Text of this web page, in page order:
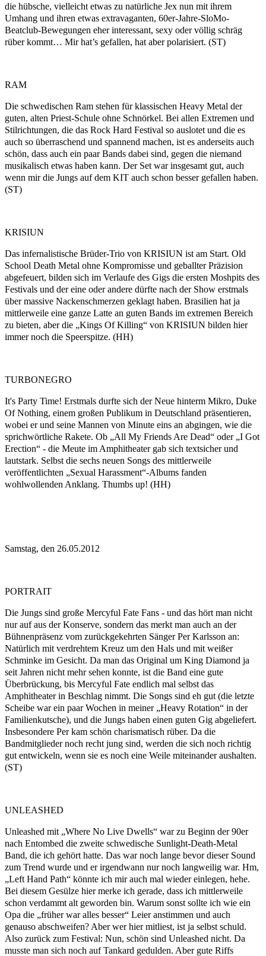
die hübsche, vielleicht etwas zu natürliche Jex nun mit ihrem
Umhang und ihren etwas extravaganten, 60er-Jahre-SloMo-
Beatclub-Bewegungen eher interessant, sexy oder völlig schräg
rüber kommt… Mir hat’s gefallen, hat aber polarisiert. (ST)
RAM
Die schwedischen Ram stehen für klassischen Heavy Metal der
guten, alten Priest-Schule ohne Schnörkel. Bei allen Extremen und
Stilrichtungen, die das Rock Hard Festival so auslotet und die es
auch so überraschend und spannend machen, ist es anderseits auch
schön, dass auch ein paar Bands dabei sind, gegen die niemand
musikalisch etwas haben kann. Der Set war insgesamt gut, auch
wenn mir die Jungs auf dem KIT auch schon besser gefallen haben.
(ST)
KRISIUN
Das infernalistische Brüder-Trio von KRISIUN ist am Start. Old
School Death Metal ohne Kompromisse und geballter Präzision
abgefeuert, bilden sich im Verlaufe des Gigs die ersten Moshpits des
Festivals und der eine oder andere dürfte nach der Show erstmals
über massive Nackenschmerzen geklagt haben. Brasilien hat ja
mittlerweile eine ganze Latte an guten Bands im extremen Bereich
zu bieten, aber die „Kings Of Killing“ von KRISIUN bilden hier
immer noch die Speerspitze. (HH)
TURBONEGRO
It's Party Time! Erstmals durfte sich der Neue hinterm Mikro, Duke
Of Nothing, einem großen Publikum in Deutschland präsentieren,
wobei er und seine Mannen von Minute eins an abgingen, wie die
sprichwörtliche Rakete. Ob „All My Friends Are Dead“ oder „I Got
Erection“ - die Meute im Amphitheater gab sich textsicher und
lautstark. Selbst die sechs neuen Songs des mittlerweile
veröffentlichten „Sexual Harassment“-Albums fanden
wohlwollenden Anklang. Thumbs up! (HH)
Samstag, den 26.05.2012
PORTRAIT
Die Jungs sind große Mercyful Fate Fans - und das hört man nicht
nur auf aus der Konserve, sondern das merkt man auch an der
Bühnenpräsenz vom zurückgekehrten Sänger Per Karlsson an:
Natürlich mit verdrehtem Kreuz um den Hals und mit weißer
Schminke im Gesicht. Da man das Original um King Diamond ja
seit Jahren nicht mehr sehen konnte, ist die Band eine gute
Überbrückung, bis Mercyful Fate endlich mal selbst das
Amphitheater in Beschlag nimmt. Die Songs sind eh gut (die letzte
Scheibe war ein paar Wochen in meiner „Heavy Rotation“ in der
Familienkutsche), und die Jungs haben einen guten Gig abgeliefert.
Insbesondere Per kam schön charismatisch rüber. Da die
Bandmitglieder noch recht jung sind, werden die sich noch richtig
gut entwickeln, wenn sie es noch eine Weile miteinander aushalten.
(ST)
UNLEASHED
Unleashed mit „Where No Live Dwells“ war zu Beginn der 90er
nach Entombed die zweite schwedische Sunlight-Death-Metal
Band, die ich gehört hatte. Das war noch lange bevor dieser Sound
zum Trend wurde und er irgendwann nur noch langweilig war. Hm,
„Left Hand Path“ könnte ich mir auch mal wieder einlegen, hehe.
Bei diesem Gesülze hier merke ich gerade, dass ich mittlerweile
schon verdammt alt geworden bin. Warum sonst sollte ich wie ein
Opa die „früher war alles besser“ Leier anstimmen und auch
genauso abschweifen? Aber wer hier mitliest, ist ja selbst schuld.
Also zurück zum Festival: Nun, schön sind Unleashed nicht. Da
musste man sich noch auf Tankard gedulden. Aber gute Riffs